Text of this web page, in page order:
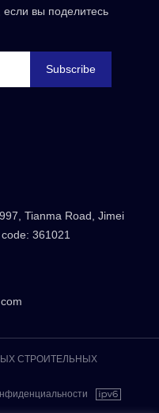
вы поделитесь
Subscribe
Tianma Road, Jimei
361021
СТРОИТЕЛЬНЫХ